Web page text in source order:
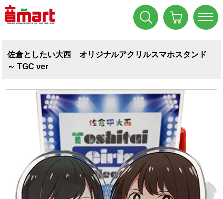
佐倉としたい大西 オリジナルアクリルスマホスタンド
～ TGC ver